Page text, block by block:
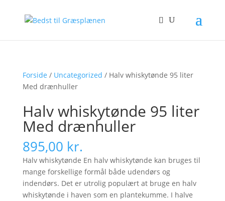
Forside / Uncategorized / Halv whiskytønde 95 liter
Med drænhuller
Halv whiskytønde 95 liter
Med drænhuller
895,00 kr.
Halv whiskytønde En halv whiskytønde kan bruges til
mange forskellige formål både udendørs og
indendørs. Det er utrolig populært at bruge en halv
whiskytønde i haven som en plantekumme. I halve